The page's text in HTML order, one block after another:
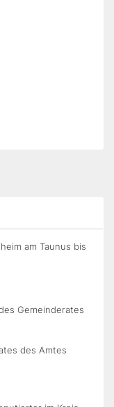
am Taunus bis
Gemeinderates
des Amtes